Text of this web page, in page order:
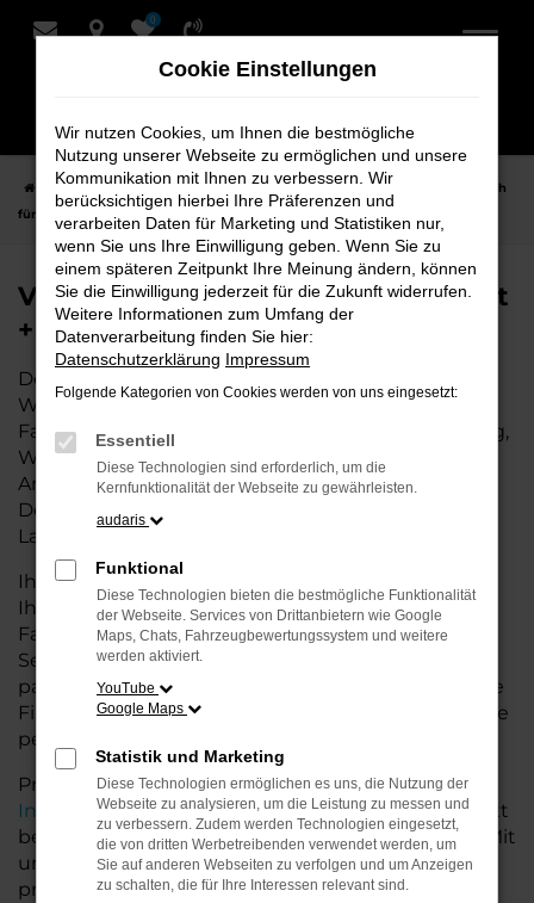
Zum
0
Startseite Weyhe VW
VW Amarok Fahrzeuge bei Schmidt + Koch
für Weyhe
VW Amarok Fahrzeuge bei Schmidt
+ Koch für Weyhe
Der VW Amarok ist die perfekte Wahl für alle in
Weyhe, die ein zuverlässiges und modernes
Fahrzeug suchen. Ob für den täglichen Arbeitsweg,
Wochenendausflüge oder lange Reisen, der VW
Amarok bietet Komfort, Effizienz und modernes
Design, das sowohl in der Stadt als auch auf dem
Land glänzt.
Ihr VW Autohaus in der Nähe von Weyhe bietet
Ihnen neben einer breiten Auswahl an VW
Fahrzeugen auch umfassende Beratung und
Service. Wir unterstützen Sie bei der Auswahl des
passenden Modells und bieten maßgeschneiderte
Finanzierungslösungen sowie Leasingoptionen, die
perfekt zu Ihrem Budget und Bedarf passen.
Profitieren Sie von zusätzlichen Services wie
Inzahlungnahme,Wartung und Reparaturendirekt
bei Ihrem VW Autohaus in der Nähe von Weyhe. Mit
unserer großen Auswahl an Fahrzeugen und der
professionellen Beratung finden Sie bei uns das
Cookie Einstellungen
Wir nutzen Cookies, um Ihnen die bestmögliche
Nutzung unserer Webseite zu ermöglichen und unsere
Kommunikation mit Ihnen zu verbessern. Wir
berücksichtigen hierbei Ihre Präferenzen und
verarbeiten Daten für Marketing und Statistiken nur,
wenn Sie uns Ihre Einwilligung geben. Wenn Sie zu
einem späteren Zeitpunkt Ihre Meinung ändern, können
Sie die Einwilligung jederzeit für die Zukunft widerrufen.
Weitere Informationen zum Umfang der
Datenverarbeitung finden Sie hier:
Datenschutzerklärung Impressum
Folgende Kategorien von Cookies werden von uns eingesetzt:
Essentiell
Diese Technologien sind erforderlich, um die
Kernfunktionalität der Webseite zu gewährleisten.
audaris
Funktional
Diese Technologien bieten die bestmögliche Funktionalität
der Webseite. Services von Drittanbietern wie Google
Maps, Chats, Fahrzeugbewertungssystem und weitere
werden aktiviert.
YouTube
Google Maps
Statistik und Marketing
Diese Technologien ermöglichen es uns, die Nutzung der
Webseite zu analysieren, um die Leistung zu messen und
zu verbessern. Zudem werden Technologien eingesetzt,
die von dritten Werbetreibenden verwendet werden, um
Sie auf anderen Webseiten zu verfolgen und um Anzeigen
zu schalten, die für Ihre Interessen relevant sind.